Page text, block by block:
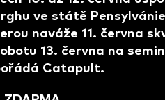
ve státě
naváže 11. června
13. června na
Catapult.